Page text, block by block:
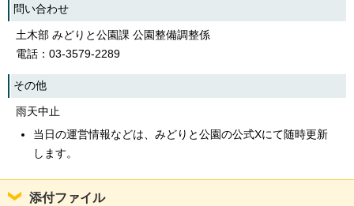
問い合わせ
土木部 みどりと公園課 公園整備調整係
電話：03-3579-2289
その他
雨天中止
当日の運営情報などは、みどりと公園の公式Xにて随時更新
します。
添付ファイル